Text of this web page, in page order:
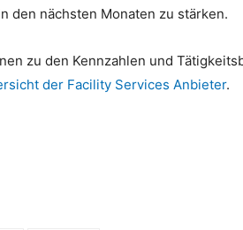
den nächsten Monaten zu stärken.
zu den Kennzahlen und
der Facility Services Anbieter.